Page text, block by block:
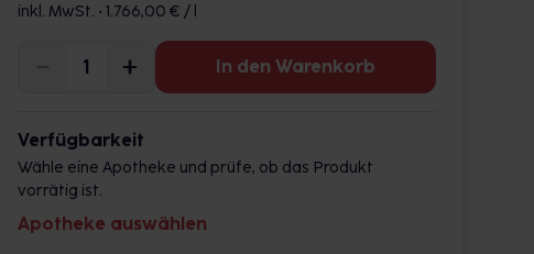
inkl. MwSt. • 1.766,00 € / l
In den Warenkorb
Verfügbarkeit
Wähle eine Apotheke und prüfe, ob das Produkt
vorrätig ist.
Apotheke auswählen